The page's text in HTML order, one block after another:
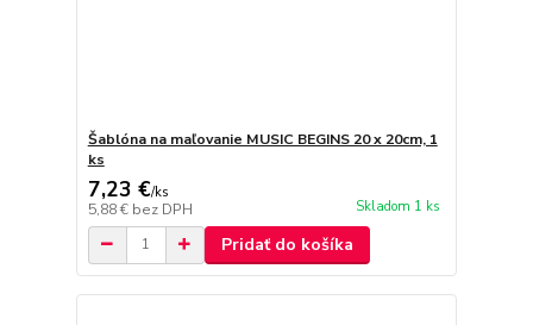
Šablóna na maľovanie MUSIC BEGINS 20 x 20cm, 1
ks
7,23 €/ks
5,88 € bez DPH Skladom 1 ks
Pridať do košíka